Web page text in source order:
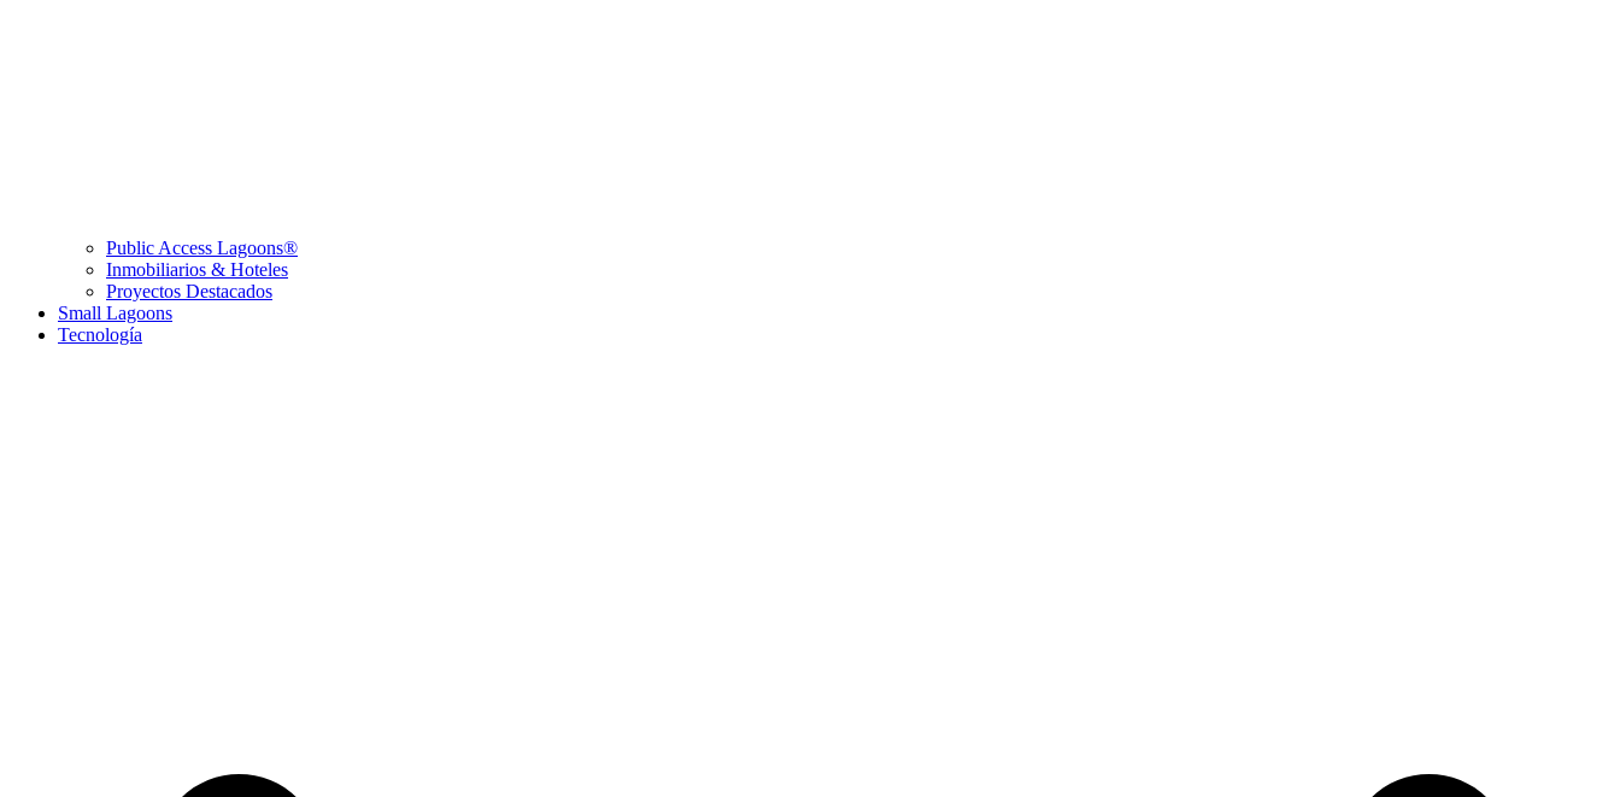
Public Access Lagoons®
Inmobiliarios & Hoteles
Proyectos Destacados
Small Lagoons
Tecnología